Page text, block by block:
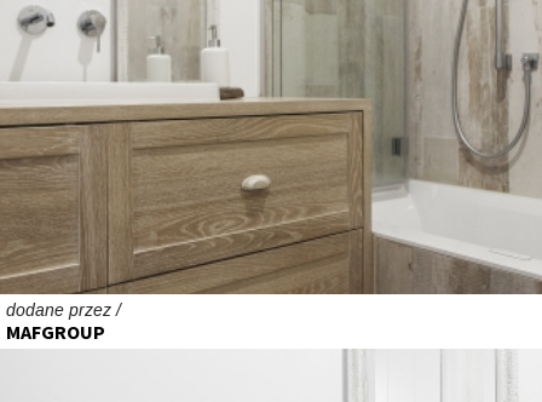
dodane przez /
MAFGROUP